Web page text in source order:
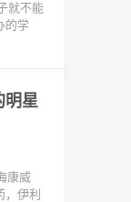
就不能
的学
明星
康威
伊利